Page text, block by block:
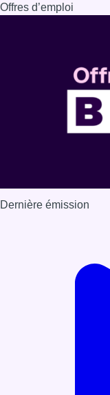
Offres d’emploi
Dernière émission